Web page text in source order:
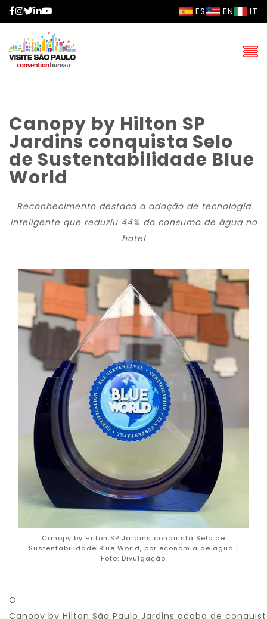
Facebook
Instagram
Twitter
LinkedIn ES EN IT
Canopy by Hilton SP
Jardins conquista Selo
de Sustentabilidade Blue
World
Reconhecimento destaca a adoção detecnologia
inteligente que reduziu 44% do consumo deágua no
hotel
Canopy by Hilton SP Jardins conquista Selo de
Sustentabilidade Blue World, por economia de água |
Foto: Divulgação
O
Canopy by Hilton São Paulo Jardins acaba de